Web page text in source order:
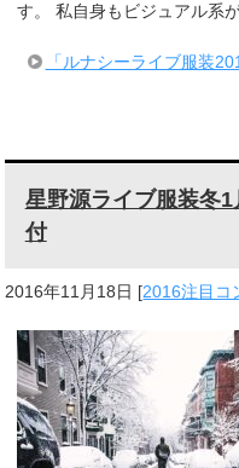
す。 私自身もビジュアル系
「ルナシーライブ服装
星野源ライブ服装冬
付
2016年11月18日 [2016注目コ